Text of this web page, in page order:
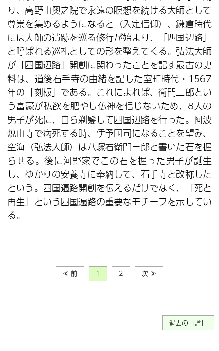
り、高野山奥之院で永遠の瞑想を続ける大師として
尊崇を集めるようになると（入定信仰）、鎌倉時代
には大師の遺跡を巡る修行が始まり、「四国辺路」
と呼ばれる巡礼としての形を整えてくる。弘法大師
が「四国辺路」開創に関わったことを記す最古の史
料は、道後石手寺の由緒を記した室町時代・1567
年の「刻板」である。これによれば、衛門三郎とい
う富豪が私欲を肥やし仏神を信じないため、8人の
男子が死に、自ら剃髪して四国辺路を行った。阿波
焼山寺で病死する時、伊予国司になることを望み、
空海（弘法大師）は八塚右衛門三郎と書いた石を握
らせる。後に河野家でこの石を握った男子が誕生
し、ゆかりの安養寺に奉納して、石手寺と改称した
という。四国遍路開創を伝えるだけでなく、「死と
再生」という四国遍路の重要なモチーフを示してい
る。
≪ 前 1 2 次 ≫
過去の「論」